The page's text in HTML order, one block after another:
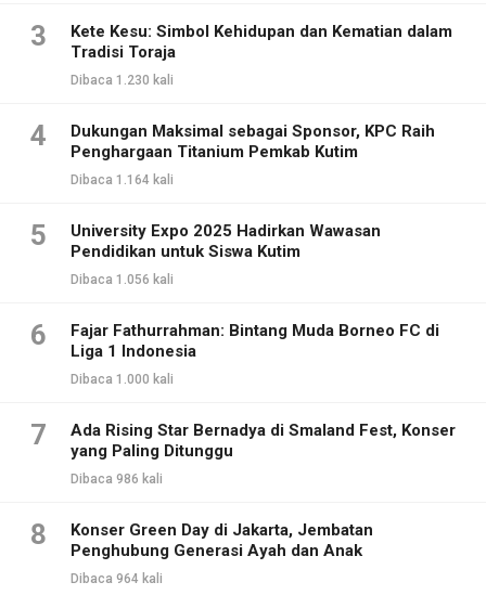
3
Kete Kesu: Simbol Kehidupan dan Kematian dalam
Tradisi Toraja
Dibaca 1.230 kali
4
Dukungan Maksimal sebagai Sponsor, KPC Raih
Penghargaan Titanium Pemkab Kutim
Dibaca 1.164 kali
5
University Expo 2025 Hadirkan Wawasan
Pendidikan untuk Siswa Kutim
Dibaca 1.056 kali
6
Fajar Fathurrahman: Bintang Muda Borneo FC di
Liga 1 Indonesia
Dibaca 1.000 kali
7
Ada Rising Star Bernadya di Smaland Fest, Konser
yang Paling Ditunggu
Dibaca 986 kali
8
Konser Green Day di Jakarta, Jembatan
Penghubung Generasi Ayah dan Anak
Dibaca 964 kali